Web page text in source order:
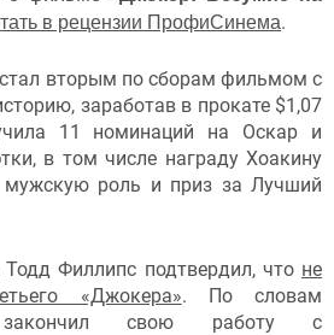
в рецензии ПрофиСинема.
вторым по сборам фильмом с
заработав в прокате $1,07
11 номинаций на Оскар и
в том числе награду Хоакину
роль и приз за Лучший
Тодд Филлипс подтвердил, что не
«Джокера». По словам
свою работу с